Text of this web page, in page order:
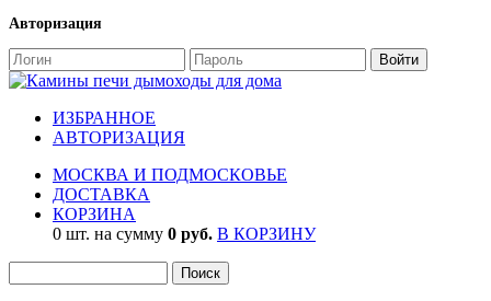
Авторизация
ИЗБРАННОЕ
АВТОРИЗАЦИЯ
МОСКВА И ПОДМОСКОВЬЕ
ДОСТАВКА
КОРЗИНА
0 шт. на сумму 0 руб. В КОРЗИНУ